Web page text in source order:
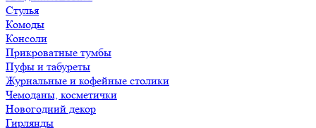
Стулья
Комоды
Консоли
Прикроватные тумбы
Пуфы и табуреты
Журнальные и кофейные столики
Чемоданы, косметички
Новогодний декор
Гирлянды